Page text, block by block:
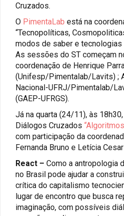
Cruzados.
O PimentaLab está na
“Tecnopolíticas,
modos de saber e tecnologias
As sessões do ST começam
coordenação de Henrique
(Unifesp/Pimentalab/Lavits) ;
Nacional-UFRJ/Pimentalab/
(GAEP-UFRGS).
Já na quarta (24/11), às
Diálogos Cruzados
com participação da
Fernanda Bruno e Letícia
React – Como a antropologia
no Brasil pode ajudar a
crítica do capitalismo
lugar de encontro que busca
imaginação, com possíveis